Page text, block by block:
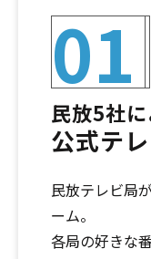
01
民放5社に
公式テ
民放テレビ局
ーム。
各局の好きな